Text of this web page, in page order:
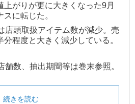
上がりが更に大きくなった9月
に転じた。
店頭取扱アイテム数が減少。売
分程度と大きく減少している。
舗数、抽出期間等は巻末参照。
続きを読む